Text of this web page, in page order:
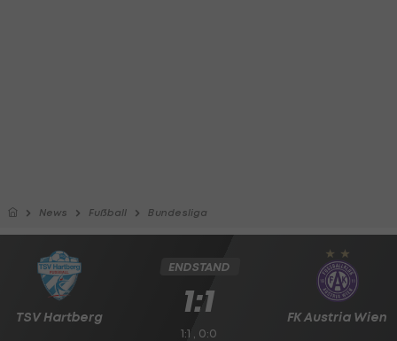
News Fußball Bundesliga
TSV Hartberg FK Austria Wien
ENDSTAND
1:1
1:1 , 0:0